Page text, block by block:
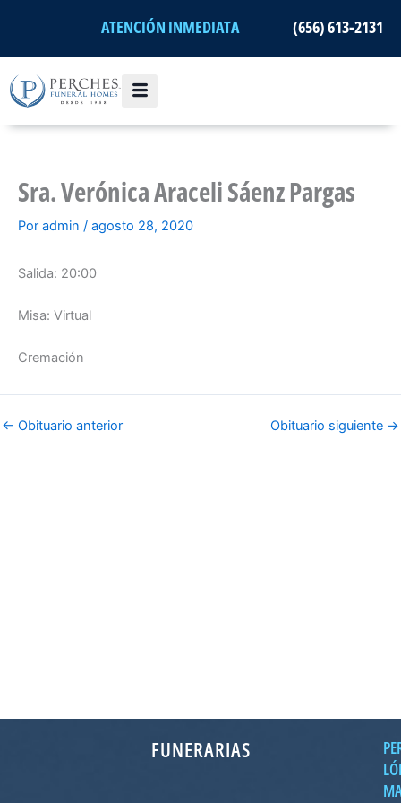
ATENCIÓN INMEDIATA (656) 613-2131
Sra. Verónica Araceli Sáenz Pargas
Por admin / agosto 28, 2020
Salida: 20:00
Misa: Virtual
Cremación
← Obituario anterior Obituario siguiente →
FUNERARIAS